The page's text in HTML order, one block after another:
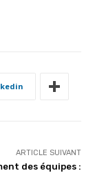
ARTICLE SUIVANT
des équipes :